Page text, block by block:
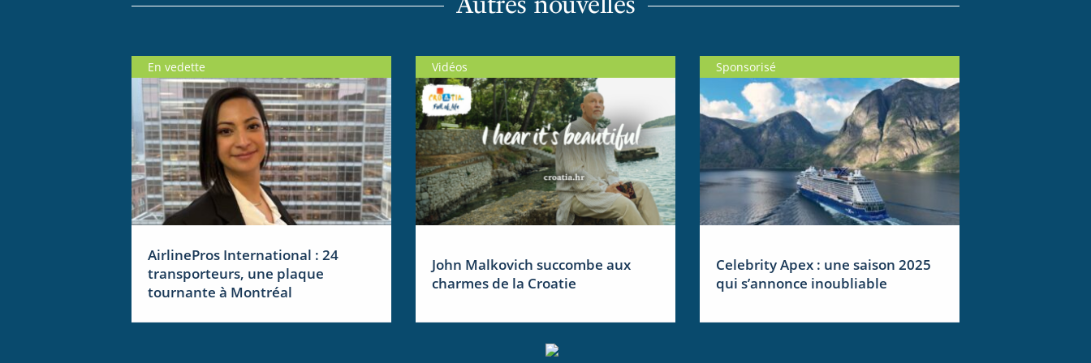
En vedette
AirlinePros International : 24
transporteurs, une plaque
tournante à Montréal
Vidéos
John Malkovich succombe aux
charmes de la Croatie
Sponsorisé
Celebrity Apex : une saison 2025
qui s’annonce inoubliable